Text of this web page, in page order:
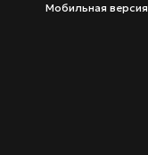
Мобильная версия